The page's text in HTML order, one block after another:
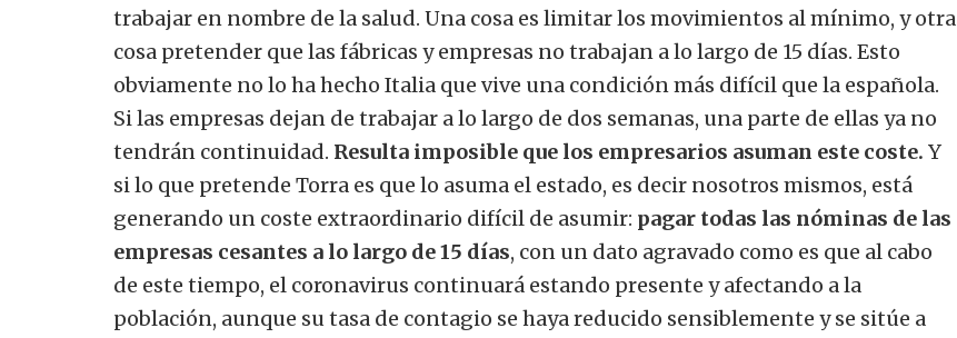
trabajar en nombre de la salud. Una cosa es limitar los movimientos al mínimo, y otra
cosa pretender que las fábricas y empresas no trabajan a lo largo de 15 días. Esto
obviamente no lo ha hecho Italia que vive una condición más difícil que la española.
Si las empresas dejan de trabajar a lo largo de dos semanas, una parte de ellas ya no
tendrán continuidad. Resulta imposible que los empresarios asuman este coste. Y
si lo que pretende Torra es que lo asuma el estado, es decir nosotros mismos, está
generando un coste extraordinario difícil de asumir: pagar todas las nóminas de las
empresas cesantes a lo largo de 15 días, con un dato agravado como es que al cabo
de este tiempo, el coronavirus continuará estando presente y afectando a la
población, aunque su tasa de contagio se haya reducido sensiblemente y se sitúe a